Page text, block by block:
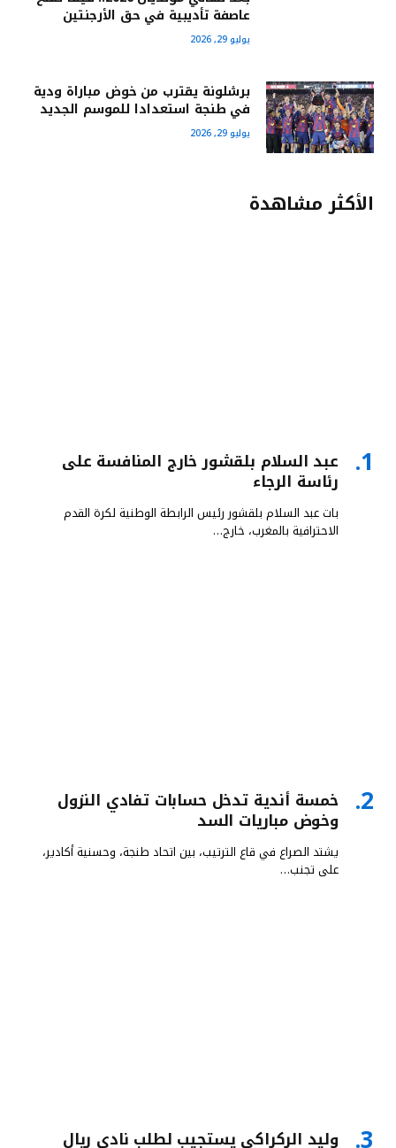
عاصفة تأديبية في حق الأرجنتين
يوليو 29, 2026
برشلونة يقترب من خوض مباراة ودية
في طنجة استعدادا للموسم الجديد
يوليو 29, 2026
الأكثر مشاهدة
عبد السلام بلقشور خارج المنافسة على
رئاسة الرجاء
بات عبد السلام بلقشور رئيس الرابطة الوطنية لكرة القدم
الاحترافية بالمغرب، خارج…
خمسة أندية تدخل حسابات تفادي النزول
وخوض مباريات السد
يشتد الصراع في قاع الترتيب، بين اتحاد طنجة، وحسنية أكادير،
على تجنب…
وليد الركراكي يستجيب لطلب نادي ريال